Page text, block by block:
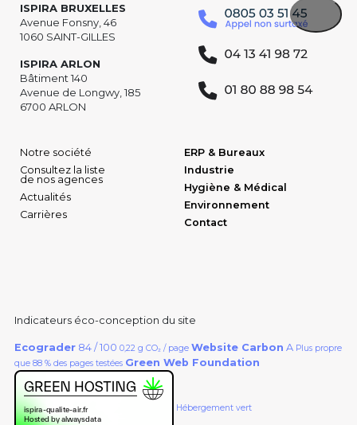
ISPIRA BRUXELLES
Avenue Fonsny, 46
1060 SAINT-GILLES
ISPIRA ARLON
Bâtiment 140
Avenue de Longwy, 185
6700 ARLON
Notre société
Consultez la liste
de nos agences
Actualités
Carrières
ERP & Bureaux
Industrie
Hygiène & Médical
Environnement
Contact
Indicateurs éco-conception du site
Ecograder 84 / 100 0,22 g CO₂ / page Website Carbon A Plus propre
que 88 % des pages testées Green Web Foundation
Hébergement vert